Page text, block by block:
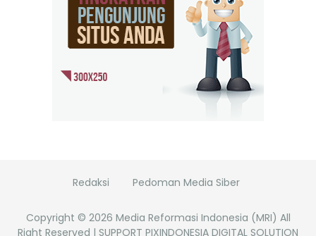
Redaksi Pedoman Media Siber
Copyright © 2026 Media Reformasi Indonesia (MRI) All
Right Reserved | SUPPORT PIXINDONESIA DIGITAL SOLUTION